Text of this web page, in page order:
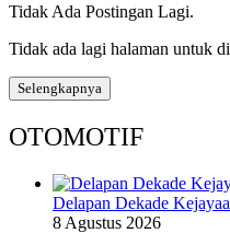
Tidak Ada Postingan Lagi.
Tidak ada lagi halaman untuk
Selengkapnya
OTOMOTIF
Delapan Dekade
8 Agustus 2026